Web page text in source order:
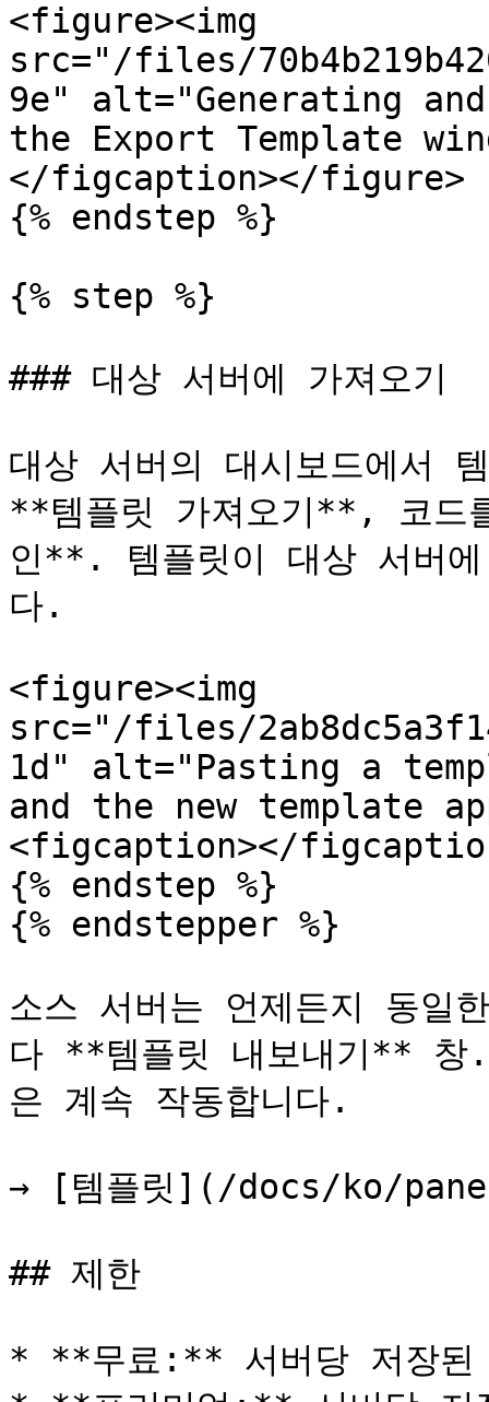
<figure><img
src="/files/
9e" alt="Generating
the Export Template
</figcaption></figure>
{% endstep %}
{% step %}
### 대상 서버에 가져오기
대상 서버의 대시보드에서
**템플릿 가져오기**, 코드
인**. 템플릿이 대상 서버
다.
<figure><img
src="/files/
1d" alt="Pasting a
and the new template
<figcaption></
{% endstep %}
{% endstepper %}
소스 서버는 언제든지 동일
다 **템플릿 내보내기** 창
은 계속 작동합니다.
→ [템플릿](/docs/ko/
## 제한
* **무료:** 서버당 저장된